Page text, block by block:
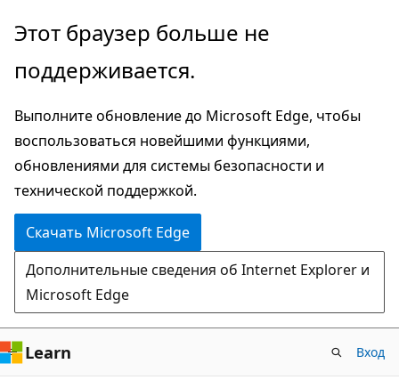
Пропустить
перейти
основному
содержимому
Этот браузер больше не
поддерживается.
Выполните обновление до Microsoft Edge, чтобы
воспользоваться новейшими функциями,
обновлениями для системы безопасности и
технической поддержкой.
Скачать Microsoft Edge
Дополнительные сведения об Internet Explorer и
Microsoft Edge
Learn Вход